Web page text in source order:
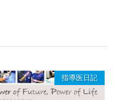
指導医日記